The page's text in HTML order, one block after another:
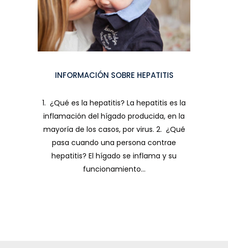
INFORMACIÓN SOBRE HEPATITIS
1. ¿Qué es la hepatitis? La hepatitis es la
inflamación del hígado producida, en la
mayoría de los casos, por virus. 2. ¿Qué
pasa cuando una persona contrae
hepatitis? El hígado se inflama y su
funcionamiento...